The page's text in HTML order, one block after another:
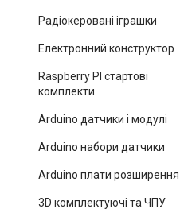
Радіокеровані іграшки
Електронний конструктор
Raspberry PI стартові
комплекти
Arduino датчики і модулі
Arduino набори датчики
Arduino плати розширення
3D комплектуючі та ЧПУ